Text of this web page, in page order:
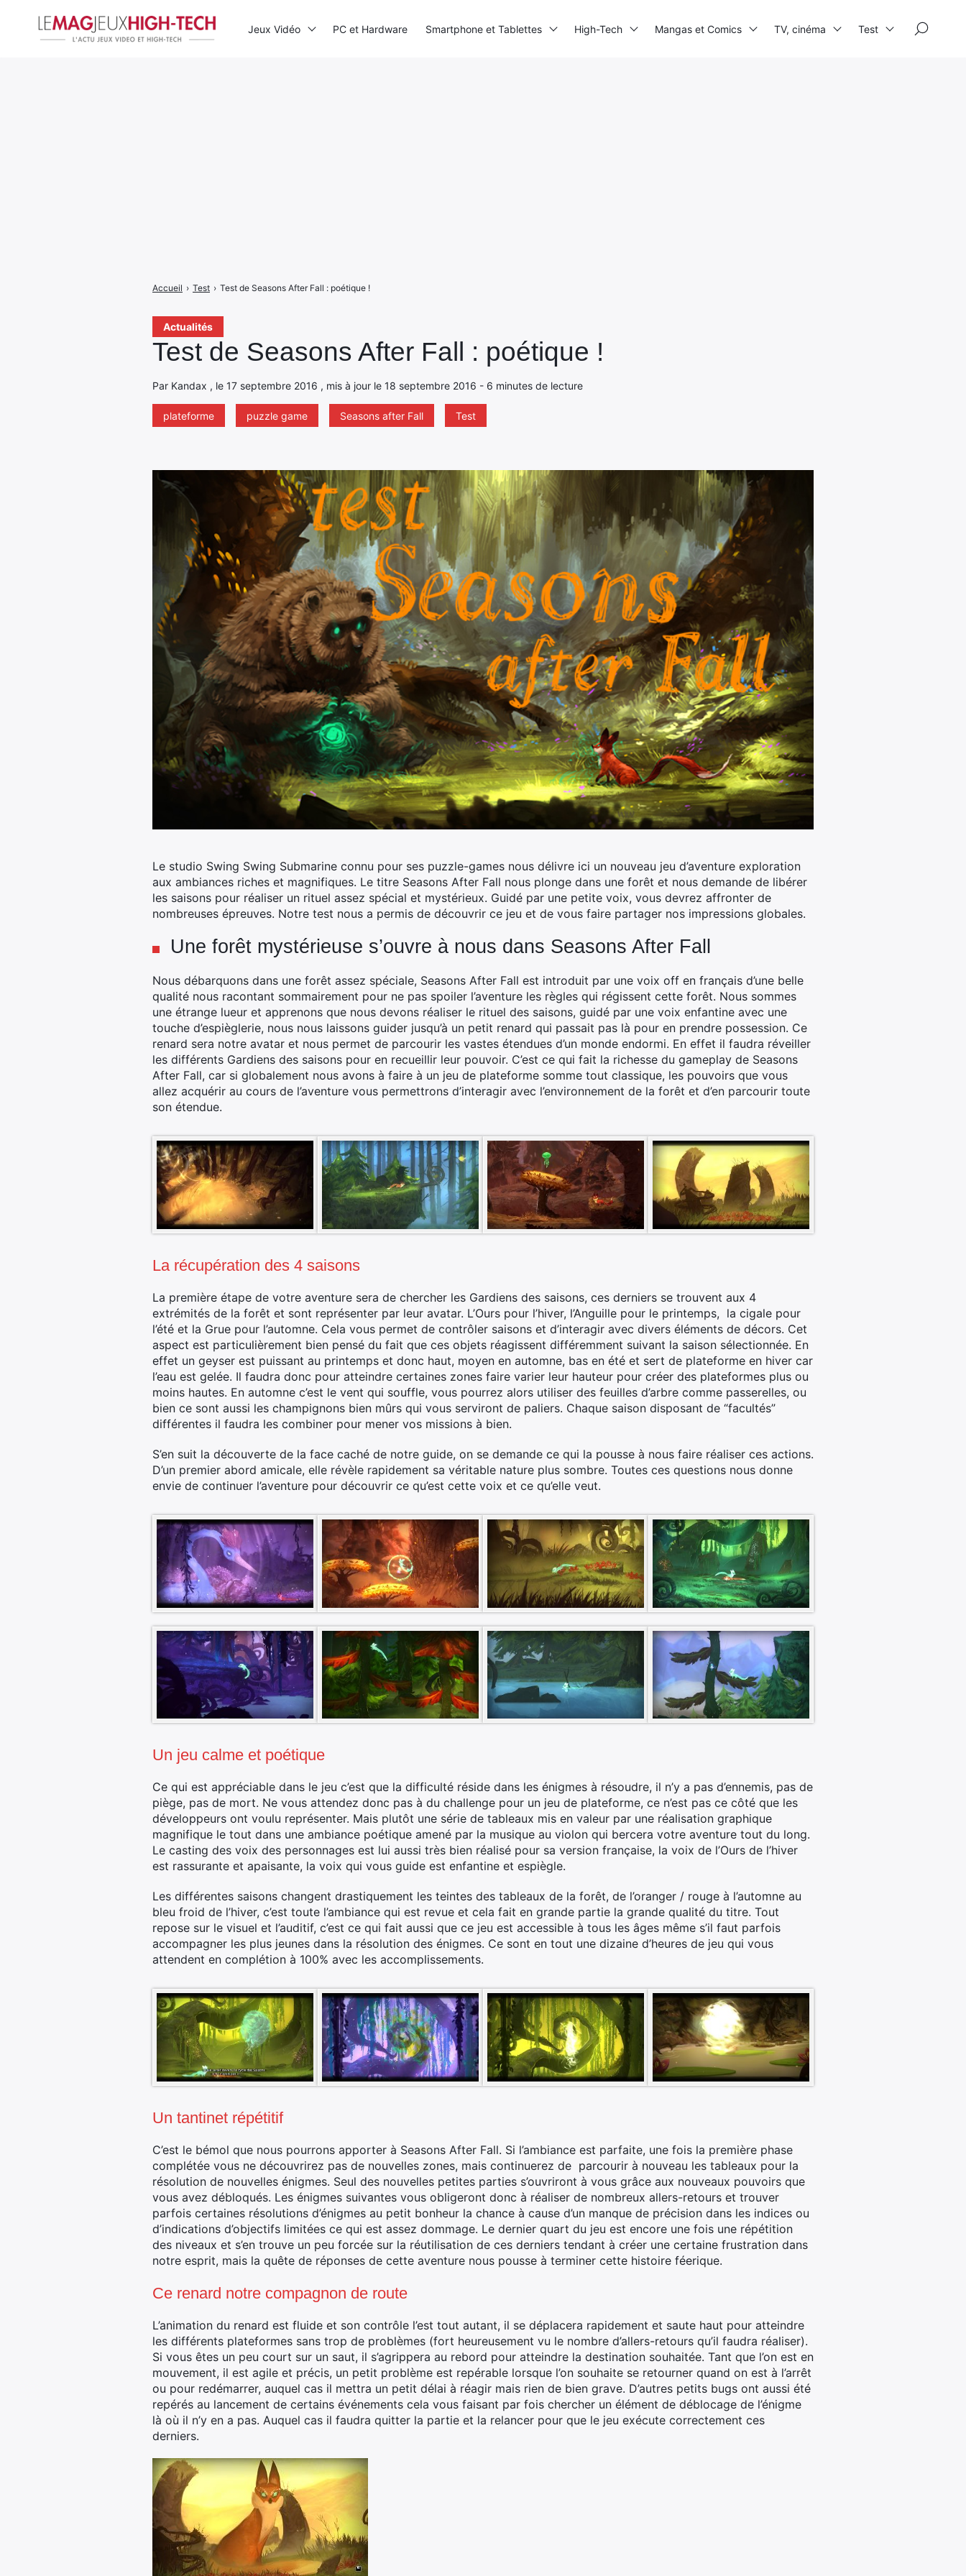
Actualités
Test de Seasons After Fall : poétique !
Par Kandax , le 17 septembre 2016 , mis à jour le 18 septembre 2016 - 6 minutes de lecture
plateforme puzzle game Seasons after Fall Test
Accueil › Test › Test de Seasons After Fall : poétique !
Le studio Swing Swing Submarine connu pour ses puzzle-games nous délivre ici un nouveau jeu d’aventure exploration
aux ambiances riches et magnifiques. Le titre Seasons After Fall nous plonge dans une forêt et nous demande de libérer
les saisons pour réaliser un rituel assez spécial et mystérieux. Guidé par une petite voix, vous devrez affronter de
nombreuses épreuves. Notre test nous a permis de découvrir ce jeu et de vous faire partager nos impressions globales.
Une forêt mystérieuse s’ouvre à nous dans Seasons After Fall
Nous débarquons dans une forêt assez spéciale, Seasons After Fall est introduit par une voix off en français d’une belle
qualité nous racontant sommairement pour ne pas spoiler l’aventure les règles qui régissent cette forêt. Nous sommes
une étrange lueur et apprenons que nous devons réaliser le rituel des saisons, guidé par une voix enfantine avec une
touche d’espièglerie, nous nous laissons guider jusqu’à un petit renard qui passait pas là pour en prendre possession. Ce
renard sera notre avatar et nous permet de parcourir les vastes étendues d’un monde endormi. En effet il faudra réveiller
les différents Gardiens des saisons pour en recueillir leur pouvoir. C’est ce qui fait la richesse du gameplay de Seasons
After Fall, car si globalement nous avons à faire à un jeu de plateforme somme tout classique, les pouvoirs que vous
allez acquérir au cours de l’aventure vous permettrons d’interagir avec l’environnement de la forêt et d’en parcourir toute
son étendue.
La récupération des 4 saisons
La première étape de votre aventure sera de chercher les Gardiens des saisons, ces derniers se trouvent aux 4
extrémités de la forêt et sont représenter par leur avatar. L’Ours pour l’hiver, l’Anguille pour le printemps, la cigale pour
l’été et la Grue pour l’automne. Cela vous permet de contrôler saisons et d’interagir avec divers éléments de décors. Cet
aspect est particulièrement bien pensé du fait que ces objets réagissent différemment suivant la saison sélectionnée. En
effet un geyser est puissant au printemps et donc haut, moyen en automne, bas en été et sert de plateforme en hiver car
l’eau est gelée. Il faudra donc pour atteindre certaines zones faire varier leur hauteur pour créer des plateformes plus ou
moins hautes. En automne c’est le vent qui souffle, vous pourrez alors utiliser des feuilles d’arbre comme passerelles, ou
bien ce sont aussi les champignons bien mûrs qui vous serviront de paliers. Chaque saison disposant de “facultés”
différentes il faudra les combiner pour mener vos missions à bien.
S’en suit la découverte de la face caché de notre guide, on se demande ce qui la pousse à nous faire réaliser ces actions.
D’un premier abord amicale, elle révèle rapidement sa véritable nature plus sombre. Toutes ces questions nous donne
envie de continuer l’aventure pour découvrir ce qu’est cette voix et ce qu’elle veut.
Un jeu calme et poétique
Ce qui est appréciable dans le jeu c’est que la difficulté réside dans les énigmes à résoudre, il n’y a pas d’ennemis, pas de
piège, pas de mort. Ne vous attendez donc pas à du challenge pour un jeu de plateforme, ce n’est pas ce côté que les
développeurs ont voulu représenter. Mais plutôt une série de tableaux mis en valeur par une réalisation graphique
magnifique le tout dans une ambiance poétique amené par la musique au violon qui bercera votre aventure tout du long.
Le casting des voix des personnages est lui aussi très bien réalisé pour sa version française, la voix de l’Ours de l’hiver
est rassurante et apaisante, la voix qui vous guide est enfantine et espiègle.
Les différentes saisons changent drastiquement les teintes des tableaux de la forêt, de l’oranger / rouge à l’automne au
bleu froid de l’hiver, c’est toute l’ambiance qui est revue et cela fait en grande partie la grande qualité du titre. Tout
repose sur le visuel et l’auditif, c’est ce qui fait aussi que ce jeu est accessible à tous les âges même s’il faut parfois
accompagner les plus jeunes dans la résolution des énigmes. Ce sont en tout une dizaine d’heures de jeu qui vous
attendent en complétion à 100% avec les accomplissements.
Un tantinet répétitif
C’est le bémol que nous pourrons apporter à Seasons After Fall. Si l’ambiance est parfaite, une fois la première phase
complétée vous ne découvrirez pas de nouvelles zones, mais continuerez de parcourir à nouveau les tableaux pour la
résolution de nouvelles énigmes. Seul des nouvelles petites parties s’ouvriront à vous grâce aux nouveaux pouvoirs que
vous avez débloqués. Les énigmes suivantes vous obligeront donc à réaliser de nombreux allers-retours et trouver
parfois certaines résolutions d’énigmes au petit bonheur la chance à cause d’un manque de précision dans les indices ou
d’indications d’objectifs limitées ce qui est assez dommage. Le dernier quart du jeu est encore une fois une répétition
des niveaux et s’en trouve un peu forcée sur la réutilisation de ces derniers tendant à créer une certaine frustration dans
notre esprit, mais la quête de réponses de cette aventure nous pousse à terminer cette histoire féerique.
Ce renard notre compagnon de route
L’animation du renard est fluide et son contrôle l’est tout autant, il se déplacera rapidement et saute haut pour atteindre
les différents plateformes sans trop de problèmes (fort heureusement vu le nombre d’allers-retours qu’il faudra réaliser).
Si vous êtes un peu court sur un saut, il s’agrippera au rebord pour atteindre la destination souhaitée. Tant que l’on est en
mouvement, il est agile et précis, un petit problème est repérable lorsque l’on souhaite se retourner quand on est à l’arrêt
ou pour redémarrer, auquel cas il mettra un petit délai à réagir mais rien de bien grave. D’autres petits bugs ont aussi été
repérés au lancement de certains événements cela vous faisant par fois chercher un élément de déblocage de l’énigme
là où il n’y en a pas. Auquel cas il faudra quitter la partie et la relancer pour que le jeu exécute correctement ces
derniers.
Jeux Vidéo PC et Hardware Smartphone et Tablettes High-Tech Mangas et Comics TV, cinéma Test